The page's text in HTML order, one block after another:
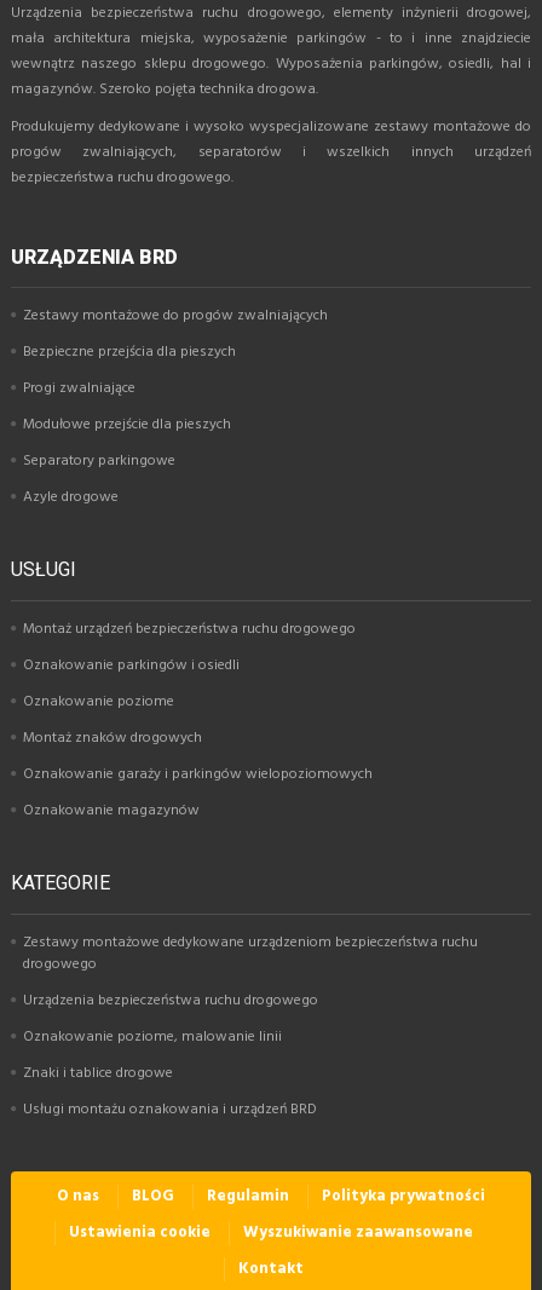
Urządzenia bezpieczeństwa ruchu drogowego, elementy inżynierii drogowej,
mała architektura miejska, wyposażenie parkingów - to i inne znajdziecie
wewnątrz naszego sklepu drogowego. Wyposażenia parkingów, osiedli, hal i
magazynów. Szeroko pojęta technika drogowa.
Produkujemy dedykowane i wysoko wyspecjalizowane zestawy montażowe do
progów zwalniających, separatorów i wszelkich innych urządzeń
bezpieczeństwa ruchu drogowego.
URZĄDZENIA BRD
Zestawy montażowe do progów zwalniających
Bezpieczne przejścia dla pieszych
Progi zwalniające
Modułowe przejście dla pieszych
Separatory parkingowe
Azyle drogowe
USŁUGI
Montaż urządzeń bezpieczeństwa ruchu drogowego
Oznakowanie parkingów i osiedli
Oznakowanie poziome
Montaż znaków drogowych
Oznakowanie garaży i parkingów wielopoziomowych
Oznakowanie magazynów
KATEGORIE
Zestawy montażowe dedykowane urządzeniom bezpieczeństwa ruchu
drogowego
Urządzenia bezpieczeństwa ruchu drogowego
Oznakowanie poziome, malowanie linii
Znaki i tablice drogowe
Usługi montażu oznakowania i urządzeń BRD
O nas BLOG Regulamin
Polityka prywatności
Ustawienia cookie
Wyszukiwanie zaawansowane
Kontakt